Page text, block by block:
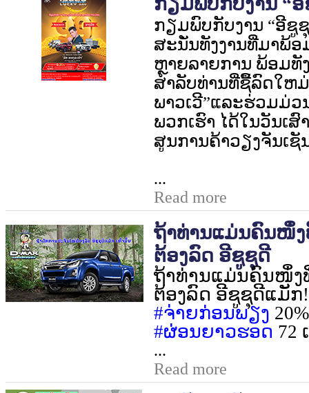
ກຽມພົບກັບງານ “ອີຊູ
ສະນັ່ນທັງງານທີ່ມາພ້ອ
ຫຼາຍລາຍການ ພ້ອມທັ
ສຳລັບທ່ານທີ່ຊື້ລົດໃຫ
ພາວເວີ”ແລະຮ່ວມມ່ວ
ພວກເຮົາ ໄດ້ໃນວັນເສົ
ສູນການຄ້າວຽງຈັນເຊັ
...
Read more
ຖ້າທ່ານແມ່ນຄົນໜຶ່
ຕ້ອງລົດ ອີຊູຊຸດີ
ຖ້າທ່ານແມ່ນຄົນໜຶ່ງ
ຕ້ອງລົດ ອີຊູຊຸດີແມັກ
#ຈ່າຍກ່ອນພຽງ 20%
#ຜ່ອນຍາວຮອດ 72
...
Read more